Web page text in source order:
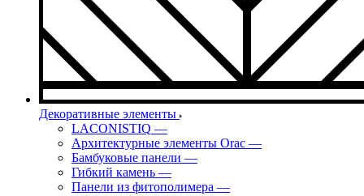
Декоративные элементы
LACONISTIQ —
Архитектурные элементы Orac —
Бамбуковые панели —
Гибкий камень —
Панели из фитополимера —